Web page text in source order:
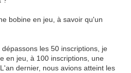
bobine en jeu, à savoir qu'un
les 50 inscriptions, je
en jeu, à 100 inscriptions, une
dernier, nous avions atteint les